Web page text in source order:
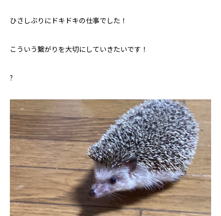
ひさしぶりにドキドキの仕事でした！
こういう繋がりを大切にしていきたいです！
?